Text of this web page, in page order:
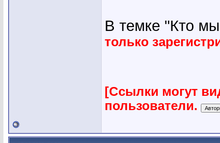
В темке "Кто
только
[Ссылки могут
пользователи.